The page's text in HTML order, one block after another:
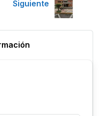
Siguiente